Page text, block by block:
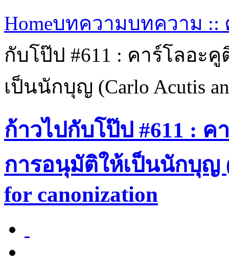
Homeบทความบทความ
กับโป๊ป #611 : คาร์โลอะ
เป็นนักบุญ (Carlo Acutis
ก้าวไปกับโป๊ป #611 :
การอนุมัติให้เป็นนักบุญ
for canonization